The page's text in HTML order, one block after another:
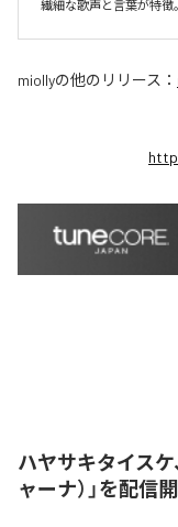
miollyの他のリリース：
ハヤサキタイスケ
ャーナ）」を配信